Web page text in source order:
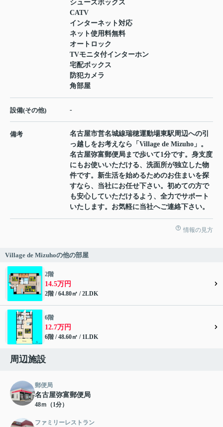
シューズボックス
CATV
インターネット対応
ネット使用料無料
オートロック
TVモニタ付インターホン
宅配ボックス
防犯カメラ
角部屋
設備(その他) -
備考
名古屋市営名城線瑞穂運動場東駅周辺への引
っ越しをお考えなら「Village de Mizuho」。
名古屋弥富郵便局まで歩いて1分です。身支度
にもお使いいただける、洗面所が独立した物
件です。新生活を始めるためのお住まいを探
すなら、当社にお任せ下さい。初めての方で
も安心していただけるよう、全力でサポート
いたします。お気軽に当社へご連絡下さい。
情報の見方
Village de Mizuhoの他の部屋
2階
14.5万円
2階 / 64.80㎡ / 2LDK
6階
12.7万円
6階 / 48.60㎡ / 1LDK
周辺施設
郵便局
名古屋弥富郵便局
48ｍ（1分）
ファミリーレストラン